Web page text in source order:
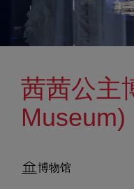
茜茜公主
Museum)
博物馆